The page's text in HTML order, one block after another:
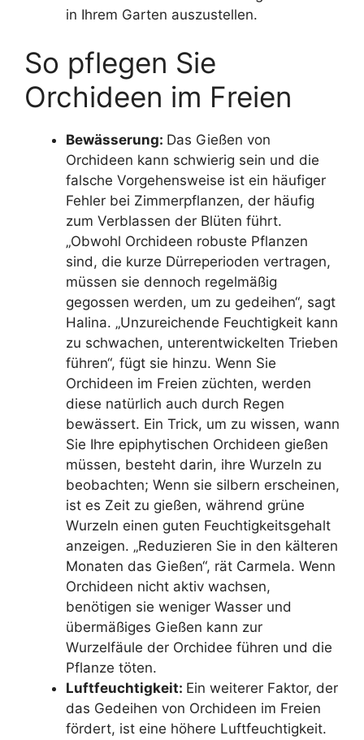
in Ihrem Garten auszustellen.
So pflegen Sie
Orchideen im Freien
Bewässerung: Das Gießen von
Orchideen kann schwierig sein und die
falsche Vorgehensweise ist ein häufiger
Fehler bei Zimmerpflanzen, der häufig
zum Verblassen der Blüten führt.
„Obwohl Orchideen robuste Pflanzen
sind, die kurze Dürreperioden vertragen,
müssen sie dennoch regelmäßig
gegossen werden, um zu gedeihen“, sagt
Halina. „Unzureichende Feuchtigkeit kann
zu schwachen, unterentwickelten Trieben
führen“, fügt sie hinzu. Wenn Sie
Orchideen im Freien züchten, werden
diese natürlich auch durch Regen
bewässert. Ein Trick, um zu wissen, wann
Sie Ihre epiphytischen Orchideen gießen
müssen, besteht darin, ihre Wurzeln zu
beobachten; Wenn sie silbern erscheinen,
ist es Zeit zu gießen, während grüne
Wurzeln einen guten Feuchtigkeitsgehalt
anzeigen. „Reduzieren Sie in den kälteren
Monaten das Gießen“, rät Carmela. Wenn
Orchideen nicht aktiv wachsen,
benötigen sie weniger Wasser und
übermäßiges Gießen kann zur
Wurzelfäule der Orchidee führen und die
Pflanze töten.
Luftfeuchtigkeit: Ein weiterer Faktor, der
das Gedeihen von Orchideen im Freien
fördert, ist eine höhere Luftfeuchtigkeit.